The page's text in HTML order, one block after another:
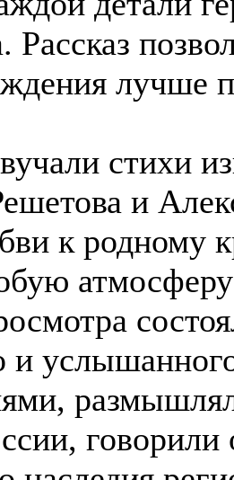
Рассказ
лучше
стихи
и
к родному
и